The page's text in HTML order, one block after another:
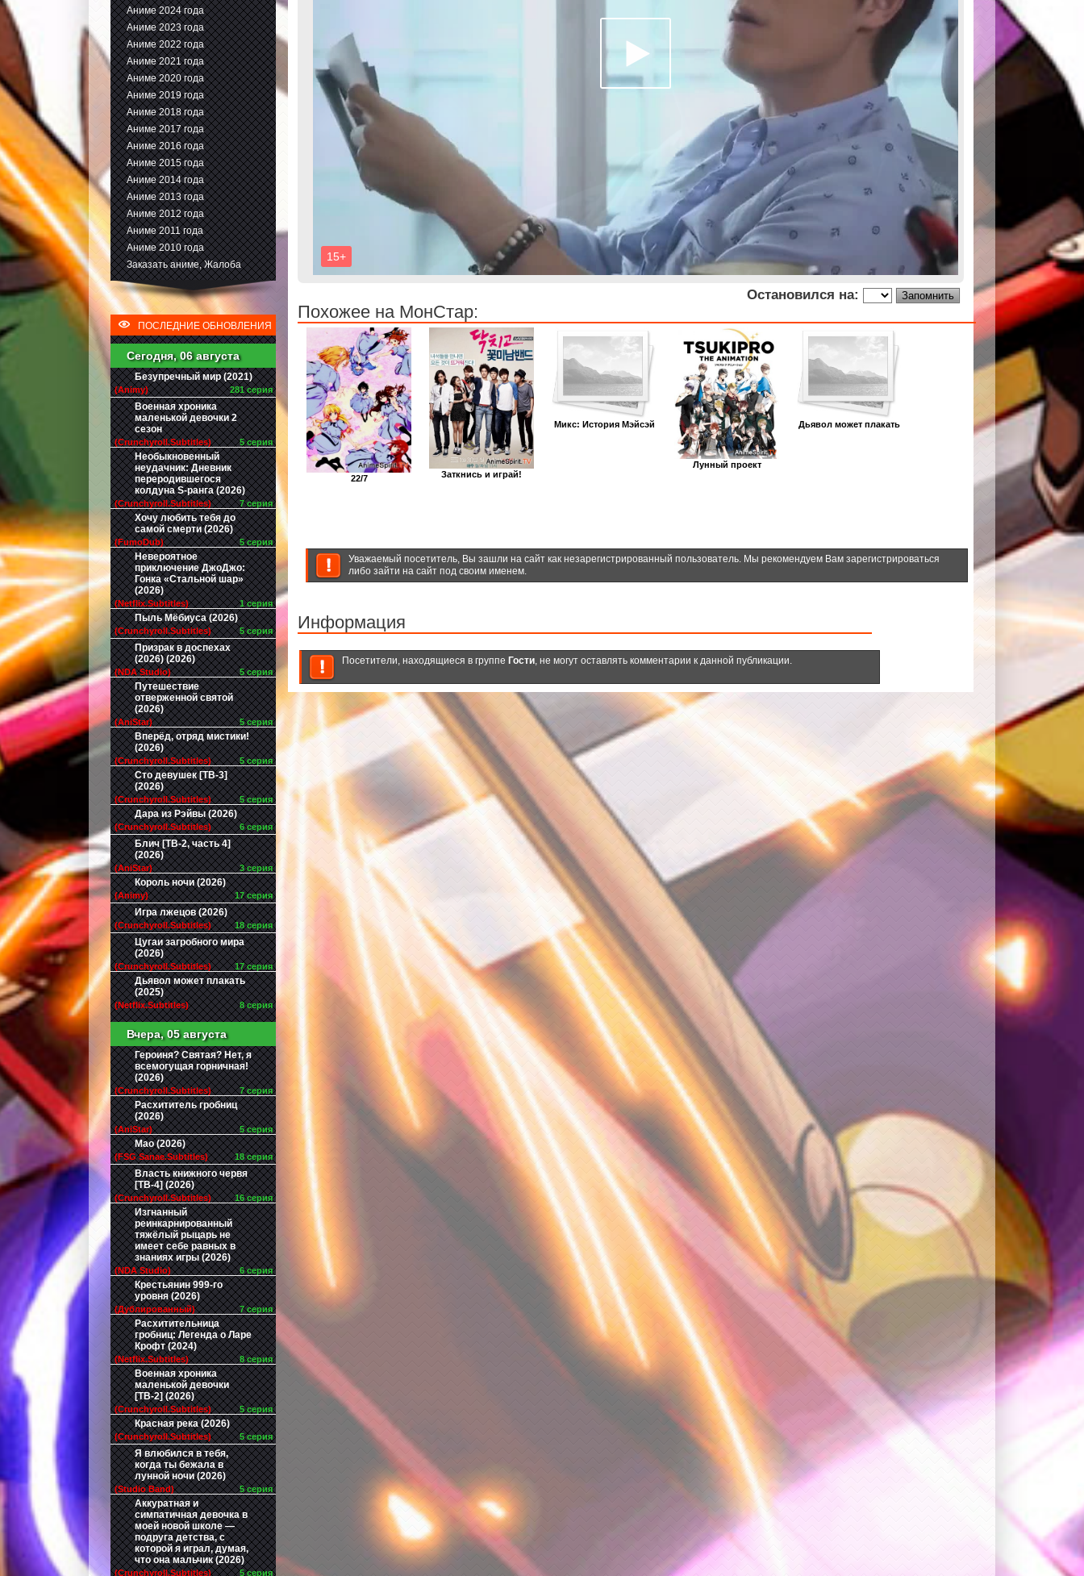
Аниме 2024 года
Аниме 2023 года
Аниме 2022 года
Аниме 2021 года
Аниме 2020 года
Аниме 2019 года
Аниме 2018 года
Аниме 2017 года
Аниме 2016 года
Аниме 2015 года
Аниме 2014 года
Аниме 2013 года
Аниме 2012 года
Аниме 2011 года
Аниме 2010 года
Заказать аниме, Жалоба
ПОСЛЕДНИЕ ОБНОВЛЕНИЯ
Сегодня, 06 августа
Безупречный мир (2021)
(Animy) 281 серия
Военная хроника
маленькой девочки 2
сезон
(Crunchyroll.Subtitles) 5 серия
Необыкновенный
неудачник: Дневник
переродившегося
колдуна S-ранга (2026)
(Crunchyroll.Subtitles) 7 серия
Хочу любить тебя до
самой смерти (2026)
(FumoDub) 5 серия
Невероятное
приключение ДжоДжо:
Гонка «Стальной шар»
(2026)
(Netflix.Subtitles) 1 серия
Пыль Мёбиуса (2026)
(Crunchyroll.Subtitles) 5 серия
Призрак в доспехах
(2026) (2026)
(NDA Studio) 5 серия
Путешествие
отверженной святой
(2026)
(AniStar) 5 серия
Вперёд, отряд мистики!
(2026)
(Crunchyroll.Subtitles) 5 серия
Сто девушек [ТВ-3]
(2026)
(Crunchyroll.Subtitles) 5 серия
Дара из Рэйвы (2026)
(Crunchyroll.Subtitles) 6 серия
Блич [ТВ-2, часть 4]
(2026)
(AniStar) 3 серия
Король ночи (2026)
(Animy) 17 серия
Игра лжецов (2026)
(Crunchyroll.Subtitles) 18 серия
Цугаи загробного мира
(2026)
(Crunchyroll.Subtitles) 17 серия
Дьявол может плакать
(2025)
(Netflix.Subtitles) 8 серия
Вчера, 05 августа
Героиня? Святая? Нет, я
всемогущая горничная!
(2026)
(Crunchyroll.Subtitles) 7 серия
Расхититель гробниц
(2026)
(AniStar) 5 серия
Мао (2026)
(FSG Sanae.Subtitles) 18 серия
Власть книжного червя
[ТВ-4] (2026)
(Crunchyroll.Subtitles) 16 серия
Изгнанный
реинкарнированный
тяжёлый рыцарь не
имеет себе равных в
знаниях игры (2026)
(NDA Studio) 6 серия
Крестьянин 999-го
уровня (2026)
(Дублированный) 7 серия
Расхитительница
гробниц: Легенда о Ларе
Крофт (2024)
(Netflix.Subtitles) 8 серия
Военная хроника
маленькой девочки
[ТВ-2] (2026)
(Crunchyroll.Subtitles) 5 серия
Красная река (2026)
(Crunchyroll.Subtitles) 5 серия
Я влюбился в тебя,
когда ты бежала в
лунной ночи (2026)
(Studio Band) 5 серия
Аккуратная и
симпатичная девочка в
моей новой школе —
подруга детства, с
которой я играл, думая,
что она мальчик (2026)
(Crunchyroll.Subtitles) 5 серия
Остановился на:
Похожее на МонСтар:
22/7 Заткнись и играй!
Микс: История Мэйсэй
Лунный проект
Дьявол может плакать
Уважаемый посетитель, Вы зашли на сайт как незарегистрированный пользователь. Мы рекомендуем Вам зарегистрироваться
либо зайти на сайт под своим именем.
Информация
Посетители, находящиеся в группе Гости, не могут оставлять комментарии к данной публикации.